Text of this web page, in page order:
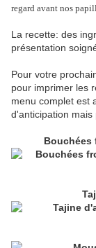
regard avant nos
La recette: des
présentation
Pour votre
pour imprimer les
menu complet est
d'anticipation mais
Bouchées